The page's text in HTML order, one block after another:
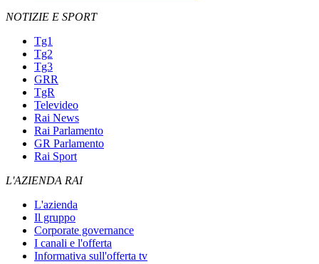
NOTIZIE E SPORT
Tg1
Tg2
Tg3
GRR
TgR
Televideo
Rai News
Rai Parlamento
GR Parlamento
Rai Sport
L'AZIENDA RAI
L'azienda
Il gruppo
Corporate governance
I canali e l'offerta
Informativa sull'offerta tv